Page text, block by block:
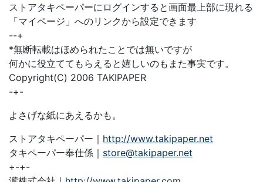
ストアタキペーパーにログインすると画面最上部に現れる
「マイページ」へのリンクから設定できます
--+
*無断転載はほめられたことでは無いですが
何かに役立ててもらえると嬉しいのもまた事実です。
Copyright(C) 2006 TAKIPAPER
-+-
よさげな紙にあえるかも。
ストアタキペーパー｜ http://www.takipaper.net
タキペーパー奉仕係｜ store@takipaper.net
+-+-